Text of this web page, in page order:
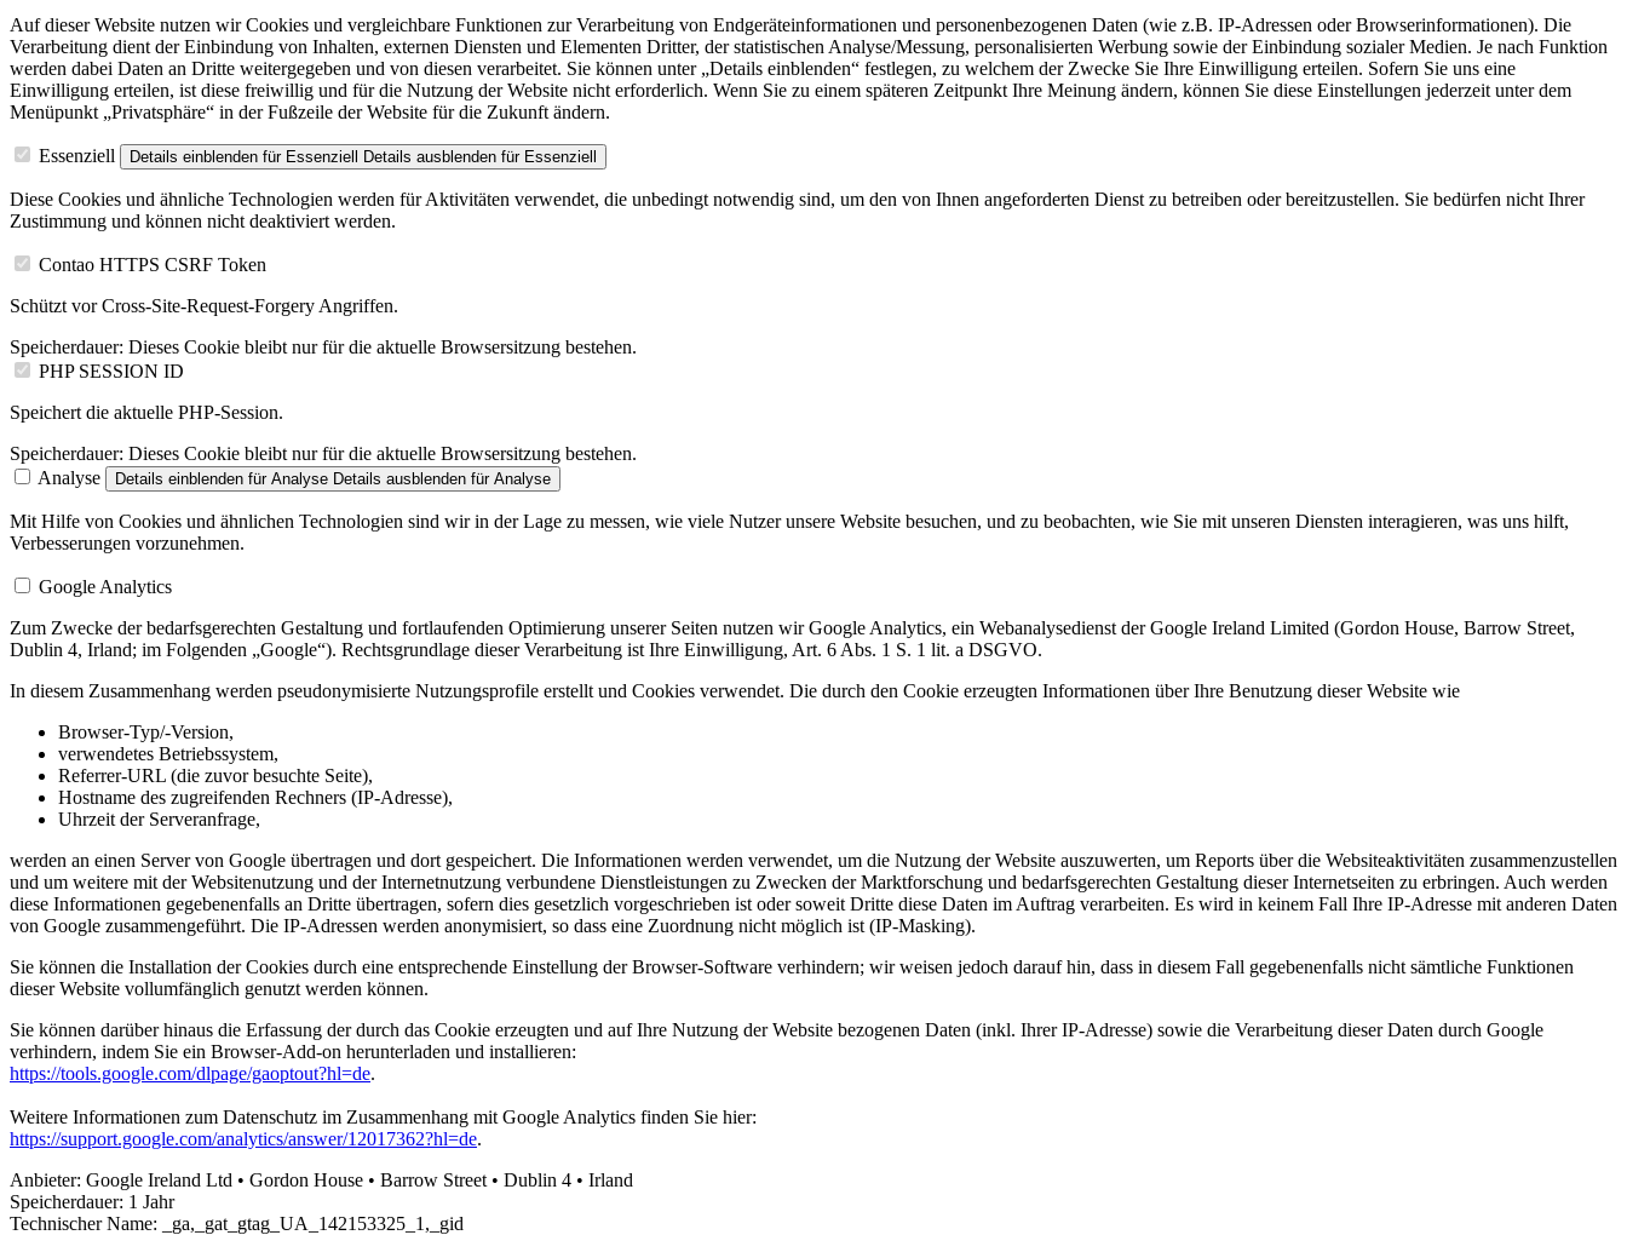
Auf dieser Website nutzen wir Cookies und vergleichbare Funktionen zur Verarbeitung von Endgeräteinformationen und personenbezogenen Daten (wie z.B. IP-Adressen oder Browserinformationen). Die
Verarbeitung dient der Einbindung von Inhalten, externen Diensten und Elementen Dritter, der statistischen Analyse/Messung, personalisierten Werbung sowie der Einbindung sozialer Medien. Je nach Funktion
werden dabei Daten an Dritte weitergegeben und von diesen verarbeitet. Sie können unter „Details einblenden“ festlegen, zu welchem der Zwecke Sie Ihre Einwilligung erteilen. Sofern Sie uns eine
Einwilligung erteilen, ist diese freiwillig und für die Nutzung der Website nicht erforderlich. Wenn Sie zu einem späteren Zeitpunkt Ihre Meinung ändern, können Sie diese Einstellungen jederzeit unter dem
Menüpunkt „Privatsphäre“ in der Fußzeile der Website für die Zukunft ändern.
Essenziell Details einblenden für Essenziell Details ausblenden für Essenziell
Diese Cookies und ähnliche Technologien werden für Aktivitäten verwendet, die unbedingt notwendig sind, um den von Ihnen angeforderten Dienst zu betreiben oder bereitzustellen. Sie bedürfen nicht Ihrer
Zustimmung und können nicht deaktiviert werden.
Contao HTTPS CSRF Token
Schützt vor Cross-Site-Request-Forgery Angriffen.
Speicherdauer: Dieses Cookie bleibt nur für die aktuelle Browsersitzung bestehen.
PHP SESSION ID
Speichert die aktuelle PHP-Session.
Speicherdauer: Dieses Cookie bleibt nur für die aktuelle Browsersitzung bestehen.
Analyse
Details einblenden für Analyse Details ausblenden für Analyse
Mit Hilfe von Cookies und ähnlichen Technologien sind wir in der Lage zu messen, wie viele Nutzer unsere Website besuchen, und zu beobachten, wie Sie mit unseren Diensten interagieren, was uns hilft,
Verbesserungen vorzunehmen.
Google Analytics
Zum Zwecke der bedarfsgerechten Gestaltung und fortlaufenden Optimierung unserer Seiten nutzen wir Google Analytics, ein Webanalysedienst der Google Ireland Limited (Gordon House, Barrow Street,
Dublin 4, Irland; im Folgenden „Google“). Rechtsgrundlage dieser Verarbeitung ist Ihre Einwilligung, Art. 6 Abs. 1 S. 1 lit. a DSGVO.
In diesem Zusammenhang werden pseudonymisierte Nutzungsprofile erstellt und Cookies verwendet. Die durch den Cookie erzeugten Informationen über Ihre Benutzung dieser Website wie
Browser-Typ/-Version,
verwendetes Betriebssystem,
Referrer-URL (die zuvor besuchte Seite),
Hostname des zugreifenden Rechners (IP-Adresse),
Uhrzeit der Serveranfrage,
werden an einen Server von Google übertragen und dort gespeichert. Die Informationen werden verwendet, um die Nutzung der Website auszuwerten, um Reports über die Websiteaktivitäten zusammenzustellen
und um weitere mit der Websitenutzung und der Internetnutzung verbundene Dienstleistungen zu Zwecken der Marktforschung und bedarfsgerechten Gestaltung dieser Internetseiten zu erbringen. Auch werden
diese Informationen gegebenenfalls an Dritte übertragen, sofern dies gesetzlich vorgeschrieben ist oder soweit Dritte diese Daten im Auftrag verarbeiten. Es wird in keinem Fall Ihre IP-Adresse mit anderen Daten
von Google zusammengeführt. Die IP-Adressen werden anonymisiert, so dass eine Zuordnung nicht möglich ist (IP-Masking).
Sie können die Installation der Cookies durch eine entsprechende Einstellung der Browser-Software verhindern; wir weisen jedoch darauf hin, dass in diesem Fall gegebenenfalls nicht sämtliche Funktionen
dieser Website vollumfänglich genutzt werden können.
Sie können darüber hinaus die Erfassung der durch das Cookie erzeugten und auf Ihre Nutzung der Website bezogenen Daten (inkl. Ihrer IP-Adresse) sowie die Verarbeitung dieser Daten durch Google
verhindern, indem Sie ein Browser-Add-on herunterladen und installieren:
https://tools.google.com/dlpage/gaoptout?hl=de.
Weitere Informationen zum Datenschutz im Zusammenhang mit Google Analytics finden Sie hier:
https://support.google.com/analytics/answer/12017362?hl=de.
Anbieter: Google Ireland Ltd • Gordon House • Barrow Street • Dublin 4 • Irland
Speicherdauer: 1 Jahr
Technischer Name: _ga,_gat_gtag_UA_142153325_1,_gid